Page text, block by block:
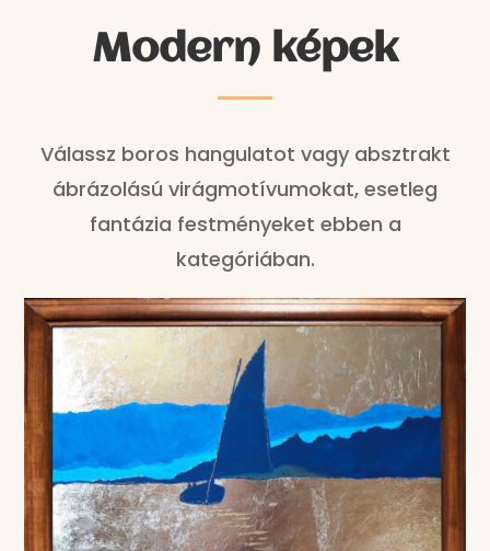
Modern képek
Válassz boros hangulatot vagy absztrakt
ábrázolású virágmotívumokat, esetleg
fantázia festményeket ebben a
kategóriában.